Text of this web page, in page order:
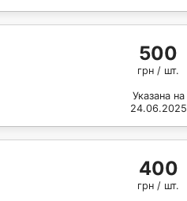
500
грн / шт.
Указана на
24.06.2025
400
грн / шт.